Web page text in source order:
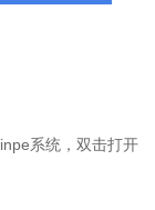
系统，双击打开